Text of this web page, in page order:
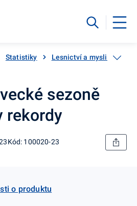
Statistiky Lesnictví a myslivost
sezoně
rekordy
Kód: 100020-23
o produktu